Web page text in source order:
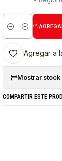
Cantidad
Agregar a
Mostrar
COMPARTIR ESTE